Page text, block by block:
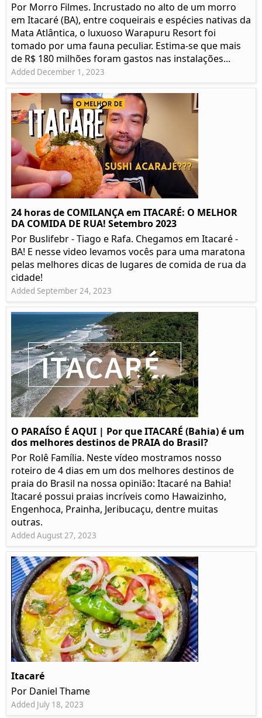
Por Morro Filmes. Incrustado no alto de um morro
em Itacaré (BA), entre coqueirais e espécies nativas da
Mata Atlântica, o luxuoso Warapuru Resort foi
tomado por uma fauna peculiar. Estima-se que mais
de R$ 180 milhões foram gastos nas instalações...
Added December 1, 2023
24 horas de COMILANÇA em ITACARÉ: O MELHOR
DA COMIDA DE RUA! Setembro 2023
Por Buslifebr - Tiago e Rafa. Chegamos em Itacaré -
BA! E nesse video levamos vocês para uma maratona
pelas melhores dicas de lugares de comida de rua da
cidade!
Added September 24, 2023
O PARAÍSO É AQUI | Por que ITACARÉ (Bahia) é um
dos melhores destinos de PRAIA do Brasil?
Por Rolê Família. Neste vídeo mostramos nosso
roteiro de 4 dias em um dos melhores destinos de
praia do Brasil na nossa opinião: Itacaré na Bahia!
Itacaré possui praias incríveis como Hawaizinho,
Engenhoca, Prainha, Jeribucaçu, dentre muitas
outras.
Added August 27, 2023
Itacaré
Por Daniel Thame
Added July 18, 2023